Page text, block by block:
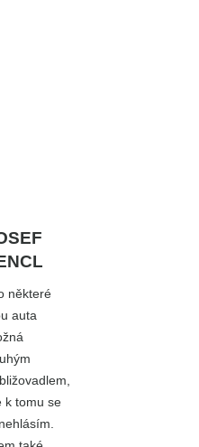
některé
auta
k tomu se